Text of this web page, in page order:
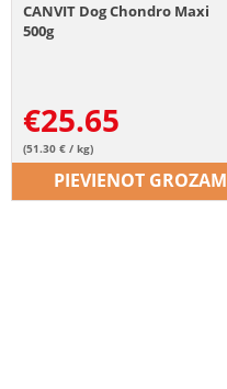
CANVIT Dog Chondro Maxi
500g
€25.65
(51.30 € / kg)
PIEVIENOT GROZAM